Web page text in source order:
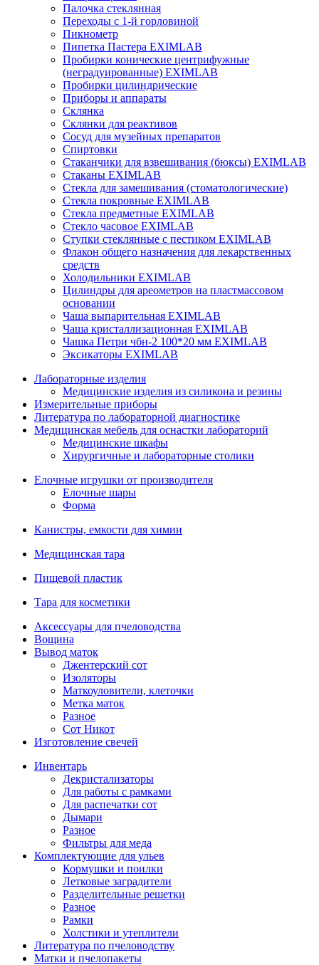
Палочка стеклянная
Переходы с 1-й горловиной
Пикнометр
Пипетка Пастера EXIMLAB
Пробирки конические центрифужные
(неградуированные) EXIMLAB
Пробирки цилиндрические
Приборы и аппараты
Склянка
Склянки для реактивов
Сосуд для музейных препаратов
Спиртовки
Стаканчики для взвешивания (бюксы) EXIMLAB
Стаканы EXIMLAB
Стекла для замешивания (стоматологические)
Стекла покровные EXIMLAB
Стекла предметные EXIMLAB
Стекло часовое EXIMLAB
Ступки стеклянные с пестиком EXIMLAB
Флакон общего назначения для лекарственных
средств
Холодильники EXIMLAB
Цилиндры для ареометров на пластмассовом
основании
Чаша выпарительная EXIMLAB
Чаша кристаллизационная EXIMLAB
Чашка Петри чбн-2 100*20 мм EXIMLAB
Эксикаторы EXIMLAB
Лабораторные изделия
Медицинские изделия из силикона и резины
Измерительные приборы
Литература по лабораторной диагностике
Медицинская мебель для оснастки лабораторий
Медицинские шкафы
Хирургичные и лабораторные столики
Елочные игрушки от производителя
Елочные шары
Форма
Канистры, емкости для химии
Медицинская тара
Пищевой пластик
Тара для косметики
Аксессуары для пчеловодства
Вощина
Вывод маток
Джентерский сот
Изоляторы
Маткоуловители, клеточки
Метка маток
Разное
Сот Никот
Изготовление свечей
Инвентарь
Декристализаторы
Для работы с рамками
Для распечатки сот
Дымари
Разное
Фильтры для меда
Комплектующие для ульев
Кормушки и поилки
Летковые заградители
Разделительные решетки
Разное
Рамки
Холстики и утеплители
Литература по пчеловодству
Матки и пчелопакеты